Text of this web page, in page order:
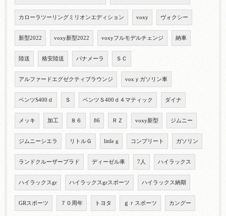
カローラツーリングミリオンエディション voxy ヴォクシー
新型2022 voxy新型2022 voxyフルモデルチェンジ 納車
陸送 格安陸送 パナメーラ ＳＣ
アルファードエグゼクティブラウンジ voxｙガソリン車
ベンツS400ｄ Ｓ ベンツＳ400ｄ４マティック ダイナ
メッキ 加工 ８６ 86 ＲＺ voxy新型 ジムニー
ジムニーシエラ リトルＧ little g コンプリート ガソリン
ランドクルーザープラド ディーゼル車 7人 ハイラックス
ハイラックスgr ハイラックスgrスポーツ ハイラックス納期
GRスポーツ ７０周年 トヨタ ｇｒスポーツ カングー